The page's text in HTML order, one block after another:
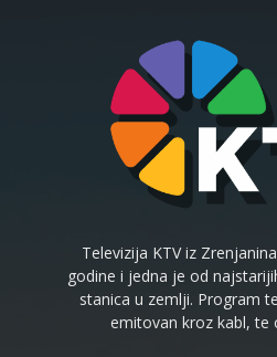
Televizija KTV iz
godine i jedna je od
stanica u zemlji. Program
emitovan kroz kabl, te